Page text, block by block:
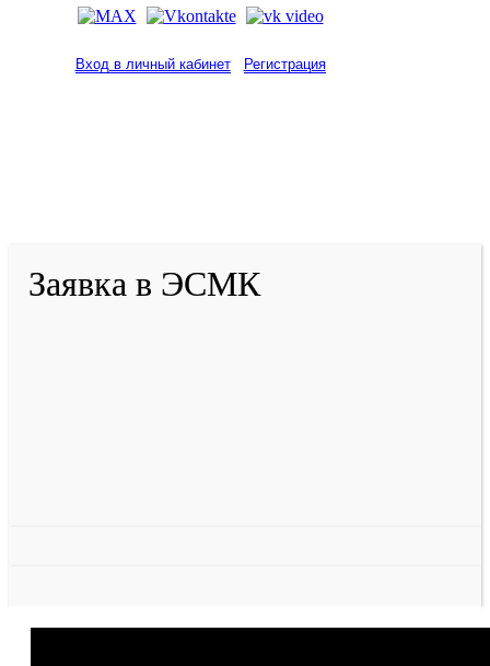
Вход в личный кабинет Регистрация
Заявка в ЭСМК